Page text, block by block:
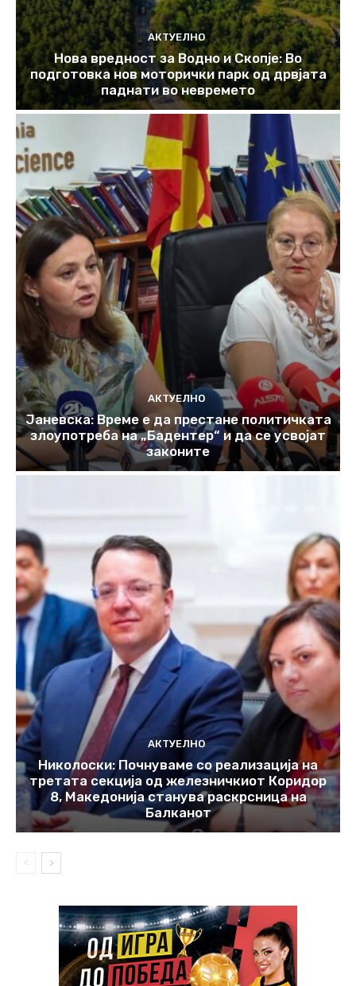
АКТУЕЛНО
Нова вредност за Водно и Скопје: Во
подготовка нов моторички парк од дрвјата
паднати во невремето
АКТУЕЛНО
Јаневска: Време е да престане политичката
злоупотреба на „Бадентер“ и да се усвојат
законите
АКТУЕЛНО
Николоски: Почнуваме со реализација на
третата секција од железничкиот Коридор
8, Македонија станува раскрсница на
Балканот